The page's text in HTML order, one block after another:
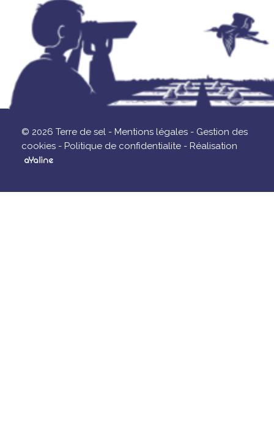
© 2026 Terre de sel - Mentions légales - Gestion des
cookies - Politique de confidentialite - Réalisation